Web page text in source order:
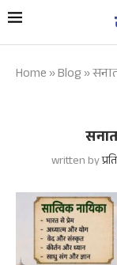
Home»Blog»
written by